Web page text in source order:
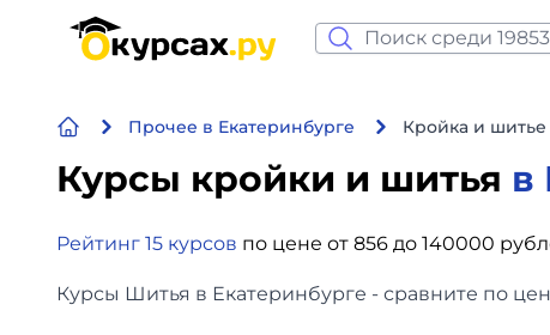
Прочее в Екатеринбурге Кройка и шитье
Курсы кройки и шитья в
Рейтинг 15 курсов по цене от 856 до 140000
Курсы Шитья в Екатеринбурге - сравните по
Программирование
Бизнес и финансы
Дизайн